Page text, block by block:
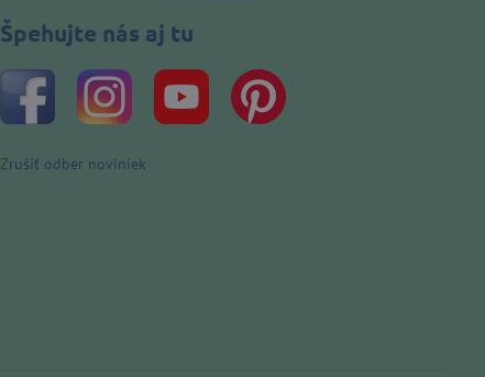
Špehujte nás aj tu
Zrušiť odber noviniek